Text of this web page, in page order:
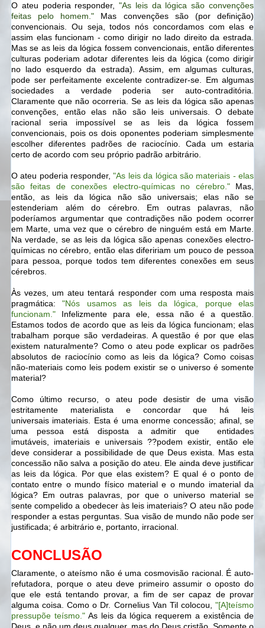
O ateu poderia responder,"As leis da lógica são convenções
feitas pelo homem."
Mas convenções são (por definição)
convencionais. Ou seja, todos nós concordamos com elas e
assim elas funcionam - como dirigir no lado direito da estrada.
Mas se as leis da lógica fossem convencionais, então diferentes
culturas poderiam adotar diferentes leis da lógica (como dirigir
no lado esquerdo da estrada). Assim, em algumas culturas,
pode ser perfeitamente excelente contradizer-se. Em algumas
sociedades a verdade poderia ser auto-contraditória.
Claramente que não ocorreria. Se as leis da lógica são apenas
convenções, então elas não são leis universais. O debate
racional seria impossível se as leis da lógica fossem
convencionais, pois os dois oponentes poderiam simplesmente
escolher diferentes padrões de raciocínio. Cada um estaria
certo de acordo com seu próprio padrão arbitrário.
O ateu poderia responder,"As leis da lógica são materiais - elas
são feitas de conexões electro-químicas no cérebro."Mas,
então, as leis da lógica não são universais; elas não se
estenderiam além do cérebro. Em outras palavras, não
poderíamos argumentar que contradições não podem ocorrer
em Marte, uma vez que o cérebro de ninguém está em Marte.
Na verdade, se as leis da lógica são apenas conexões electro-
químicas no cérebro, então elas difeririam um pouco de pessoa
para pessoa, porque todos tem diferentes conexões em seus
cérebros.
Às vezes, um ateu tentará responder com uma resposta mais
pragmática:"Nós usamos as leis da lógica, porque elas
funcionam." Infelizmente para ele, essa não é a questão.
Estamos todos de acordo que as leis da lógica funcionam; elas
trabalham porque são verdadeiras. A questão é por que elas
existem naturalmente? Como o ateu pode explicar os padrões
absolutos de raciocínio como as leis da lógica? Como coisas
não-materiais como leis podem existir se o universo é somente
material?
Como último recurso, o ateu pode desistir de uma visão
estritamente materialista e concordar que há leis
universais imateriais. Esta é uma enorme concessão; afinal, se
uma pessoa está disposta a admitir que entidades
imutáveis, imateriais e universais??podem existir, então ele
deve considerar a possibilidade de que Deus exista. Mas esta
concessão não salva a posição do ateu. Ele ainda deve justificar
as leis da lógica. Por que elas existem? E qual é o ponto de
contato entre o mundo físico material e o mundo imaterial da
lógica? Em outras palavras, por que o universo material se
sente compelido a obedecer às leis imateriais? O ateu não pode
responder a estas perguntas. Sua visão de mundo não pode ser
justificada; é arbitrário e, portanto, irracional.
CONCLUSÃO
Claramente, o ateísmo não é uma cosmovisão racional. É auto-
refutadora, porque o ateu deve primeiro assumir o oposto do
que ele está tentando provar, a fim de ser capaz de provar
alguma coisa. Como o Dr. Cornelius Van Til colocou, "[A]teísmo
pressupõe teísmo." As leis da lógica requerem a existência de